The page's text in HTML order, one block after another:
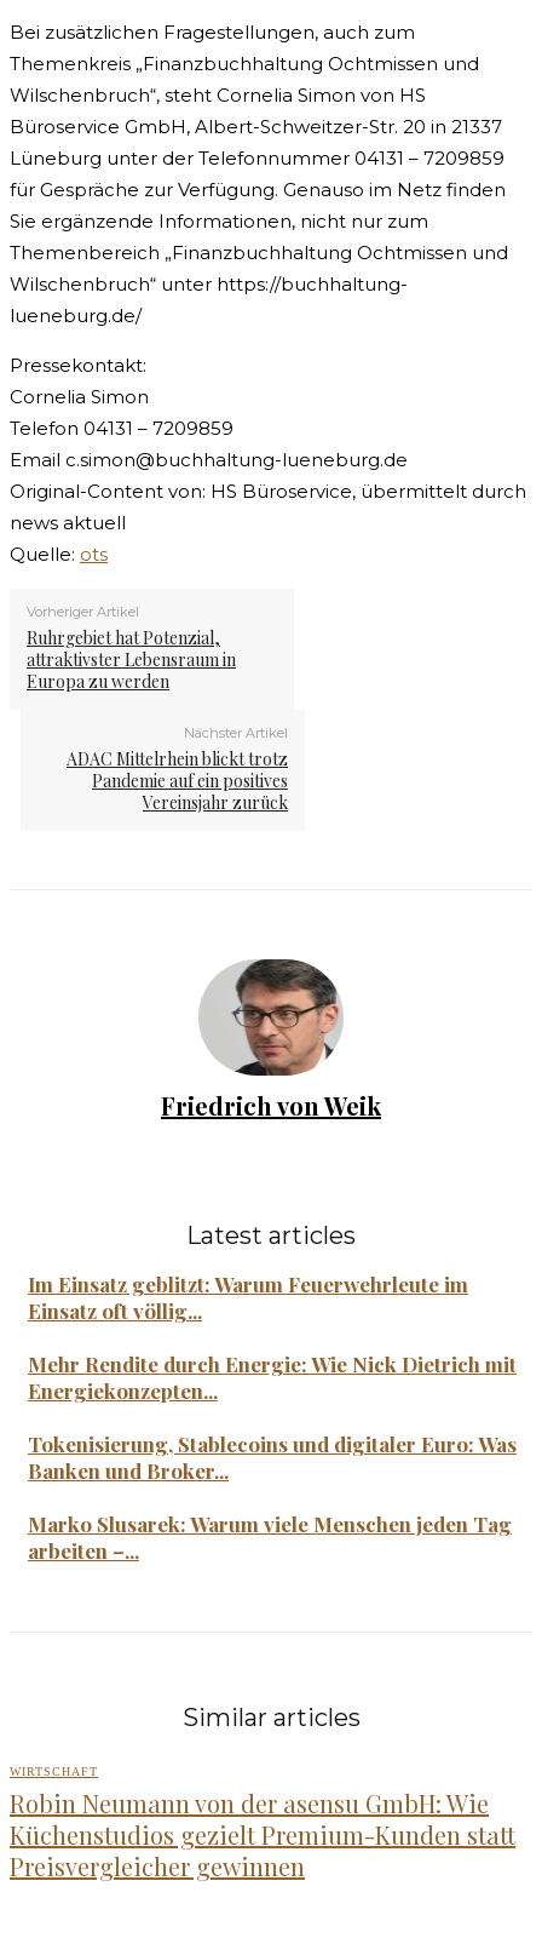
Bei zusätzlichen Fragestellungen, auch zum
Themenkreis „Finanzbuchhaltung Ochtmissen und
Wilschenbruch“, steht Cornelia Simon von HS
Büroservice GmbH, Albert-Schweitzer-Str. 20 in 21337
Lüneburg unter der Telefonnummer 04131 – 7209859
für Gespräche zur Verfügung. Genauso im Netz finden
Sie ergänzende Informationen, nicht nur zum
Themenbereich „Finanzbuchhaltung Ochtmissen und
Wilschenbruch“ unter https://buchhaltung-
lueneburg.de/
Pressekontakt:
Cornelia Simon
Telefon 04131 – 7209859
Email c.simon@buchhaltung-lueneburg.de
Original-Content von: HS Büroservice, übermittelt durch
news aktuell
Quelle: ots
Vorheriger Artikel
Ruhrgebiet hat Potenzial,
attraktivster Lebensraum in
Europa zu werden
Nächster Artikel
ADAC Mittelrhein blickt trotz
Pandemie auf ein positives
Vereinsjahr zurück
Friedrich von Weik
Latest articles
Im Einsatz geblitzt: Warum Feuerwehrleute im
Einsatz oft völlig...
Mehr Rendite durch Energie: Wie Nick Dietrich mit
Energiekonzepten...
Tokenisierung, Stablecoins und digitaler Euro: Was
Banken und Broker...
Marko Slusarek: Warum viele Menschen jeden Tag
arbeiten –...
Similar articles
WIRTSCHAFT
Robin Neumann von der asensu GmbH: Wie
Küchenstudios gezielt Premium-Kunden statt
Preisvergleicher gewinnen